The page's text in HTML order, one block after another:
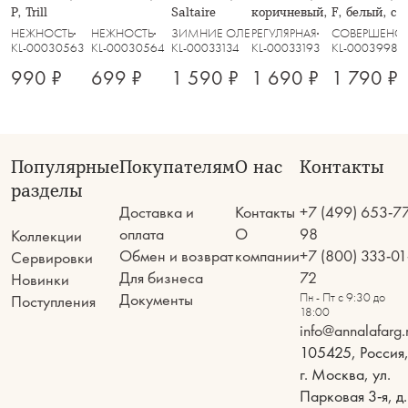
Р, Trill
НЕЖНОСТЬ
KL-00030563
990 ₽
НЕЖНОСТЬ
KL-00030564
699 ₽
Saltaire
ЗИМНИЕ ОЛЕНИ
KL-00033134
1 590 ₽
коричневый, Узоры,
РЕГУЛЯРНАЯ
KL-00033193
1 690 ₽
F, белый, с
Lotus silver
KL-00039984
1 790 ₽
Популярные
разделы
Коллекции
Сервировки
Новинки
Поступления
Покупателям
Доставка и
оплата
Обмен и возврат
Для бизнеса
Документы
О нас
Контакты
О
компании
Контакты
+7 (499) 653-
98
+7 (800) 333-
72
Пн - Пт с 9:30 до
18:00
105425, Россия,
г. Москва, ул.
Парковая 3-я, д.